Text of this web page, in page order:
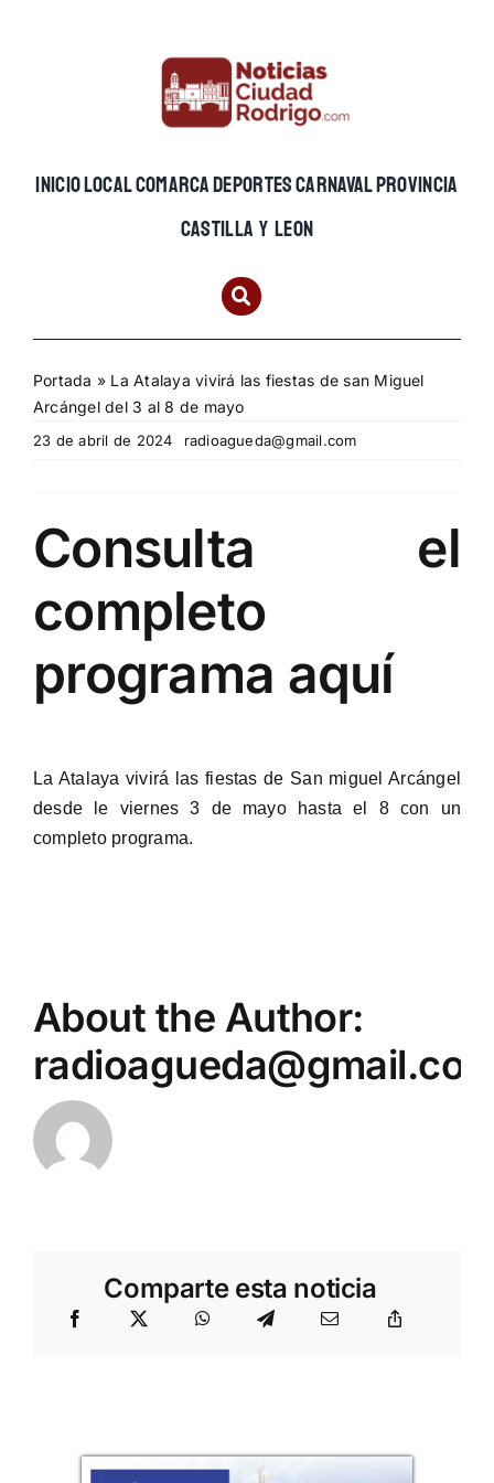
INICIOLOCALCOMARCADEPORTESCARNAVALPROVINCIA
CASTILLA Y LEON
Portada » La Atalaya vivirá las fiestas de san Miguel
Arcángel del 3 al 8 de mayo
23 de abril de 2024 radioagueda@gmail.com
Consulta el
completo
programa aquí
La Atalaya vivirá las fiestas de San miguel Arcángel
desde le viernes 3 de mayo hasta el 8 con un
completo programa.
About the Author:
Comparte esta noticia